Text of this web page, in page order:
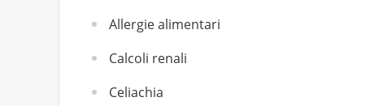
Allergie alimentari
Calcoli renali
Celiachia